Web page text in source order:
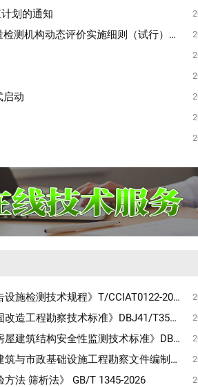
划的通知
动态评价实施细则（试行）》的通知
启动
测技术规程》T/CCIAT0122-2026自2026年10月1日起实施
察技术标准》DBJ41/T354-2026，自2026年11月1日起在我省施行
全性监测技术标准》DBJ41/T358-2026自2026年11月1日起在我省施行
施工程勘察文件编制标准》DBJ41/T359-2026自2026年11月1日起在我省施行
方法 筛析法》 GB/T 1345-2026